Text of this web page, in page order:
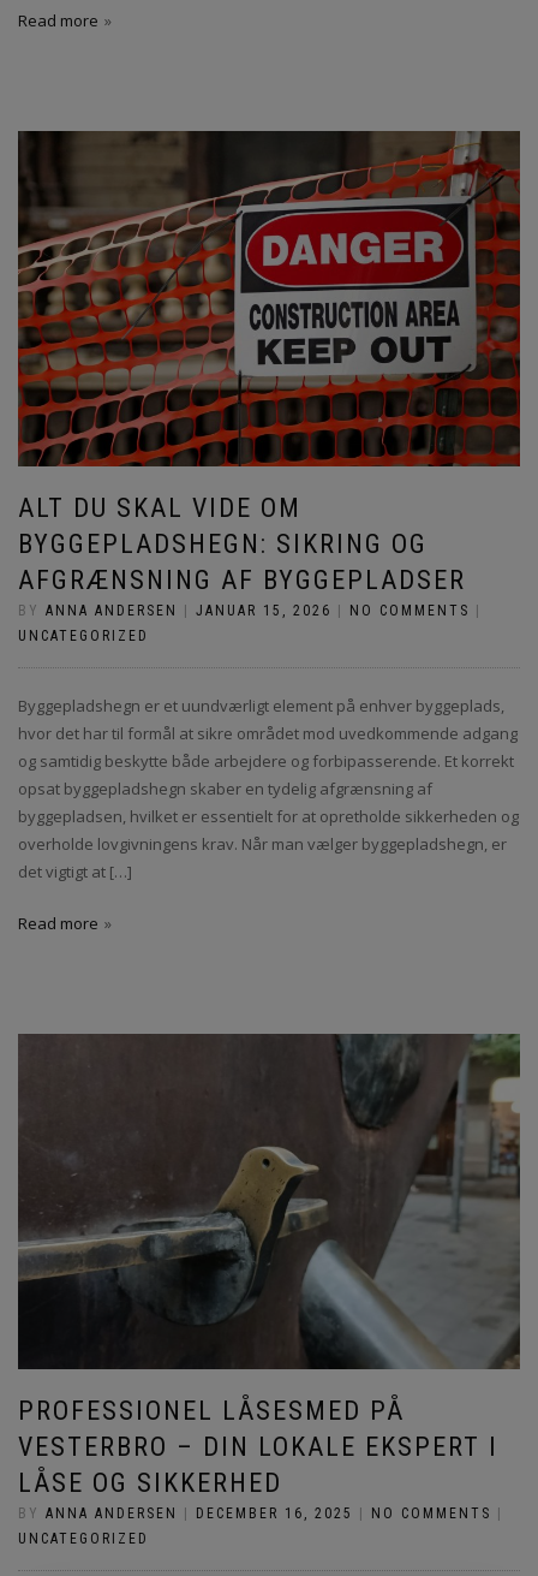
Read more
ALT DU SKAL VIDE OM
BYGGEPLADSHEGN: SIKRING OG
AFGRÆNSNING AF BYGGEPLADSER
BY ANNA ANDERSEN JANUAR 15, 2026 NO COMMENTS
UNCATEGORIZED
Byggepladshegn er et uundværligt element på enhver byggeplads,
hvor det har til formål at sikre området mod uvedkommende adgang
og samtidig beskytte både arbejdere og forbipasserende. Et korrekt
opsat byggepladshegn skaber en tydelig afgrænsning af
byggepladsen, hvilket er essentielt for at opretholde sikkerheden og
overholde lovgivningens krav. Når man vælger byggepladshegn, er
det vigtigt at […]
Read more
PROFESSIONEL LÅSESMED PÅ
VESTERBRO – DIN LOKALE EKSPERT I
LÅSE OG SIKKERHED
BY ANNA ANDERSEN | DECEMBER 16, 2025 | NO COMMENTS |
UNCATEGORIZED